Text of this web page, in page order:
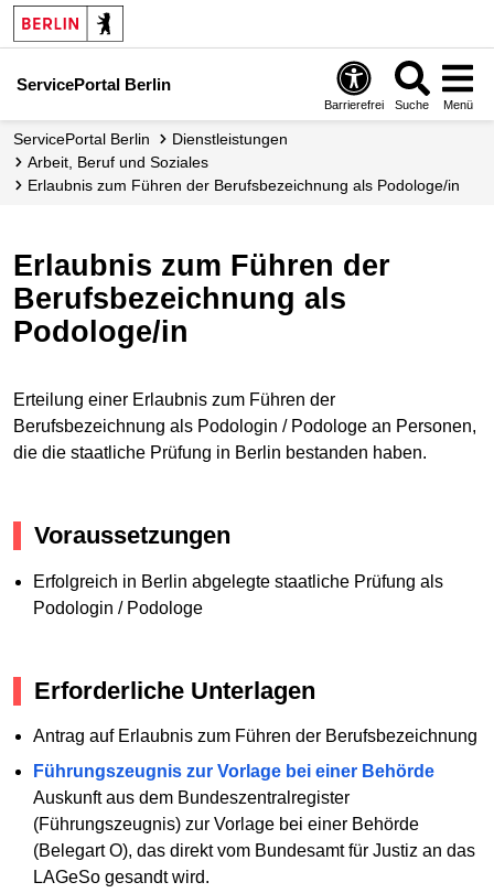
ServicePortal Berlin
Barrierefrei Suche Menü
ServicePortal Berlin
Dienstleistungen
Arbeit, Beruf und Soziales
Erlaubnis zum Führen der Berufsbezeichnung als Podologe/in
Erlaubnis zum Führen der
Berufsbezeichnung als
Podologe/in
Erteilung einer Erlaubnis zum Führen der
Berufsbezeichnung als Podologin / Podologe an Personen,
die die staatliche Prüfung in Berlin bestanden haben.
Voraussetzungen
Erfolgreich in Berlin abgelegte staatliche Prüfung als
Podologin / Podologe
Erforderliche Unterlagen
Antrag auf Erlaubnis zum Führen der Berufsbezeichnung
Führungszeugnis zur Vorlage bei einer Behörde
Auskunft aus dem Bundeszentralregister
(Führungszeugnis) zur Vorlage bei einer Behörde
(Belegart O), das direkt vom Bundesamt für Justiz an das
LAGeSo gesandt wird.